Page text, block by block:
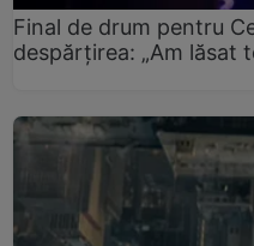
Final de drum pentru
despărțirea: „Am lăsat